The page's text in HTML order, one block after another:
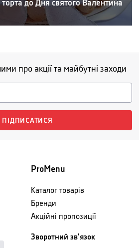
торта до Дня святого Валентина
про акції та майбутні заходи
ПІДПИСАТИСЯ
ProMenu
Каталог товарів
Бренди
Акційні пропозиції
Зворотний зв'язок